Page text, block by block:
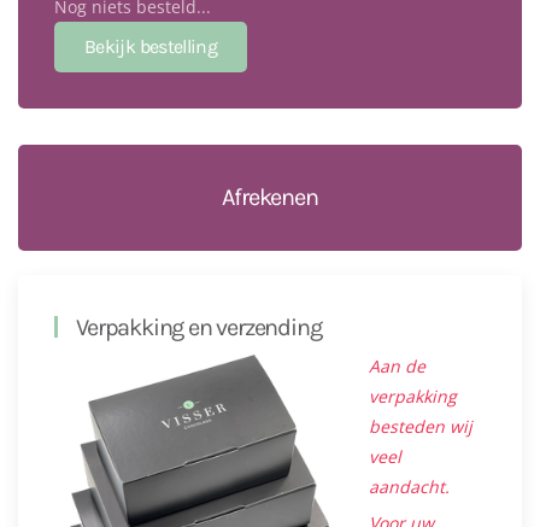
Nog niets besteld...
Afrekenen
Verpakking en verzending
Aan de
verpakking
besteden wij
veel
aandacht.